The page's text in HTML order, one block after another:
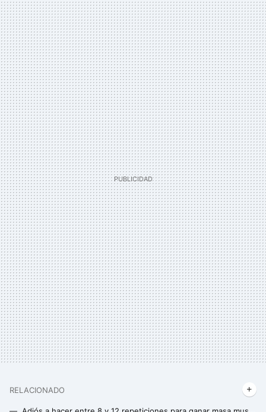
RELACIONADO